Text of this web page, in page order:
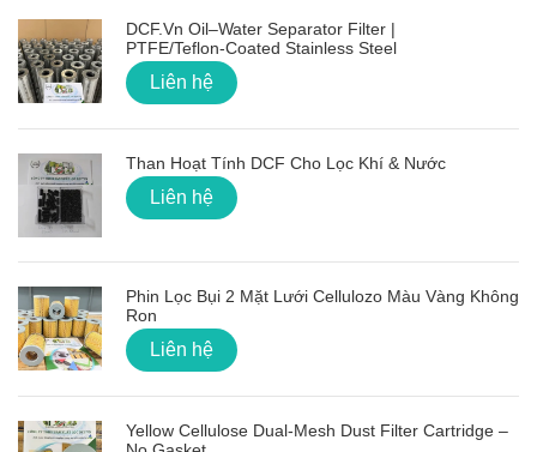
DCF.vn Oil–Water Separator Filter |
PTFE/Teflon‑Coated Stainless Steel
Liên hệ
Than Hoạt Tính DCF Cho Lọc Khí & Nước
Liên hệ
Phin Lọc Bụi 2 Mặt Lưới Cellulozo Màu Vàng Không
Ron
Liên hệ
Yellow Cellulose Dual-Mesh Dust Filter Cartridge –